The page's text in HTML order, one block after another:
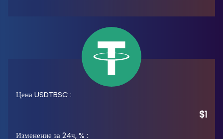
Цена USDTBSC :
$1
Изменение за 24ч, % :